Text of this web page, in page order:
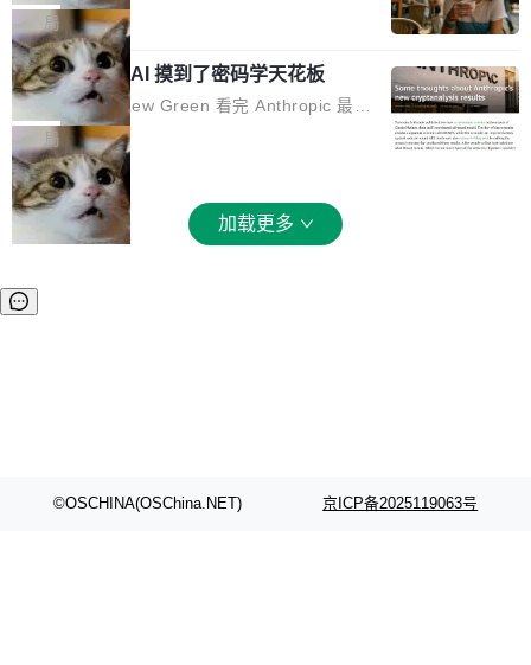
和 Gluon 两种 GPU 编程语言，重写了生产环境
的 GPU 内核，找出了哪...
全部反超。Terminal Bench 2.1 从 61.8 涨到 8
2.7，DeepSWE 从 7.3 涨到 54.4，DSBench-F
ullStack 从 37.0 涨到 68.7。不说别的，一个 Fl
ash 型号干翻了三个月前代表最高水平的 Pro 预
览版，这件事本身就够说明后训练的威力了。 跟
它一起来的还有两...
波存在感，今天 H3 来了——一款全模态生成模
型，而且承诺几天内开源权重。 先看能力边界。
H3 接受文本、图像、视频、声音任意组合作为
输入（它叫多模态上下文），输出带原生双声道
音频的视频，最高 15 秒 2K 分辨率。举个例
子：扔进去一段参考视频（取它的希区柯克运
镜）、一张人物图片、一段歌声录音，用自然语
言告诉模型你要什么——H3 自己搞定剩下的。
这个"自己搞定"说起来轻巧，背后的训练范式变
uo 01 和 02），每一代都是按任务拆分的专家
局
Anthropic 的 AI 摸到了密码学天花板
密码学家 Matthew Green 看完 Anthropic 最新
的密码分析成果后，写了篇博客。标题很克制：
「一些想法」，但内容不克制。 先说 Anthropic
做了什么。他们让未发布的 Claude Mythos 模
型去跑密码分析，出了两个结果：一个攻击了后
量子签名方案 HAWK，另一个是对缩减轮次 AE
话说，「可能直接杀死了一个正在认真考虑标准
局
加载更多
©OSCHINA(OSChina.NET) 京ICP备2025119063号